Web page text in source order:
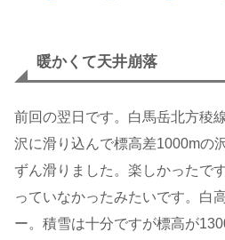
暖かくて天井崩落
前回の翌日です。白馬岳北方稜
沢に滑り込んで標高差1000mの
ずん滑りました。楽しかったで
っていなかったみたいです。白
ー。積雪は十分ですが標高が